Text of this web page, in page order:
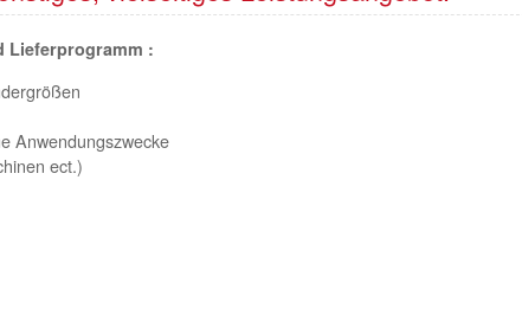
Lieferprogramm :
Anwendungszwecke
ect.)